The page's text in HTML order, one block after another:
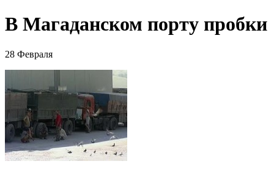
В Магаданском порту пробки
28 Февраля